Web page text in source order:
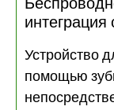
Устройство
помощью